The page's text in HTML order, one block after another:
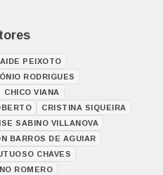
PEIXOTO
RODRIGUES
CHICO VIANA
CRISTINA SIQUEIRA
SABINO VILLANOVA
BARROS DE AGUIAR
CHAVES
ROMERO